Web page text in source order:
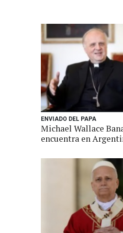
ENVIADO DEL PAPA
Michael Wallace
encuentra en